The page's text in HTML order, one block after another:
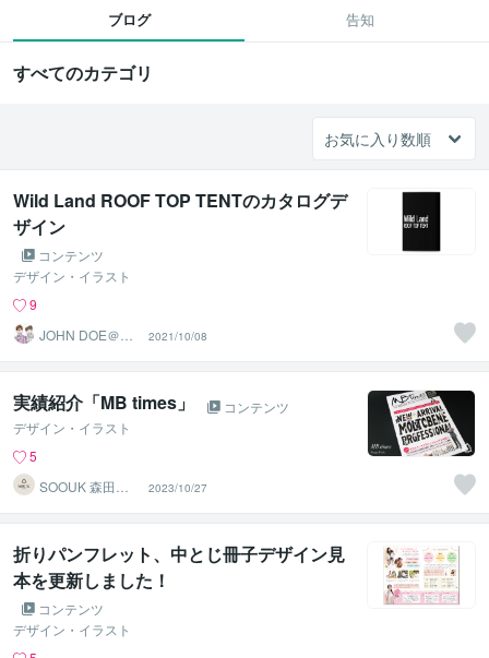
ブログ 告知
すべてのカテゴリ
Wild Land ROOF TOP TENTのカタログデ
ザイン
コンテンツ
デザイン・イラスト
9
JOHN DOE＠販
上
2021/10/08
実績紹介「MB times」
コンテンツ
デザイン・イラスト
5
SOOUK 森田悠
2023/10/27
折りパンフレット、中とじ冊子デザイン見
本を更新しました！
コンテンツ
デザイン・イラスト